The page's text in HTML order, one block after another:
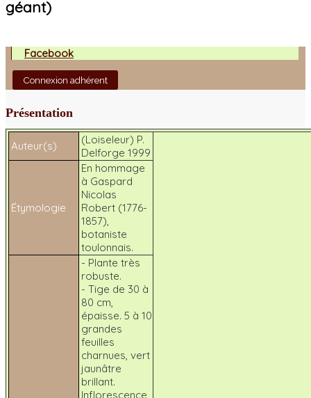
Facebook
Connexion adhérent
géant)
Présentation
Auteur(s)
(Loiseleur) P.
Delforge 1999
Étymologie
En hommage
à Gaspard
Nicolas
Robert (1776-
1857),
botaniste
toulonnais.
- Plante très
robuste.
- Tige de 30 à
80 cm,
épaisse. 5 à 10
grandes
feuilles
charnues, vert
jaunâtre
brillant.
Inflorescence